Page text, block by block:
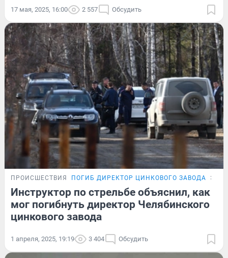
17 мая, 2025, 16:00 2 557 Обсудить
ПРОИСШЕСТВИЯ ПОГИБ ДИРЕКТОР ЦИНКОВОГО ЗАВОДА
Инструктор по стрельбе объяснил, как
мог погибнуть директор Челябинского
цинкового завода
1 апреля, 2025, 19:19 3 404 Обсудить